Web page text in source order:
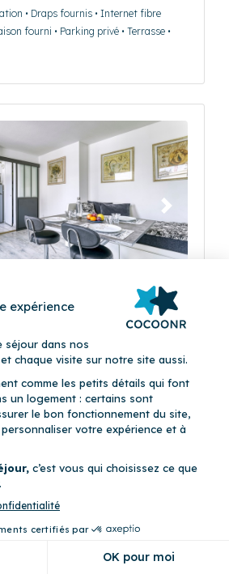
• Draps fournis • Internet fibre
fourni • Parking privé • Terrasse •
Suivant
Pleyel
- Saint Denis 93200 Saint-
Appartement (1 chambre)
fibre optique • Parking privé •